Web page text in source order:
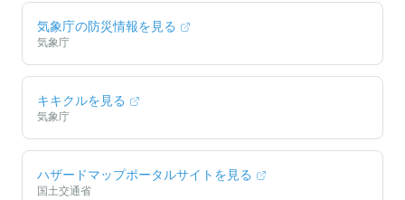
気象庁の防災情報を見る
気象庁
キキクルを見る
気象庁
ハザードマップポータルサイトを見る
国土交通省